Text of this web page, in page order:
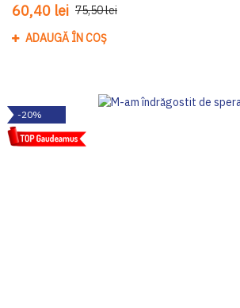
60,40 lei 75,50 lei
ADAUGĂ ÎN COȘ
-20%